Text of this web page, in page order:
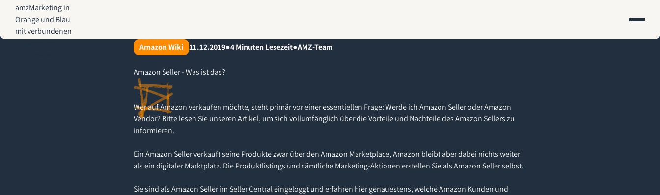
AMZ-Marketing.de - Amazon Agentur für profitables Wachstum
Amazon Wiki 11.12.2019●4Minuten Lesezeit●AMZ-Team
Amazon Seller - Was ist das?
Wer auf Amazon verkaufen möchte, steht primär vor einer essentiellen Frage: Werde ich Amazon Seller oder Amazon
Vendor? Bitte lesen Sie unseren Artikel, um sich vollumfänglich über die Vorteile und Nachteile des Amazon Sellers zu
informieren.
Ein Amazon Seller verkauft seine Produkte zwar über den Amazon Marketplace, Amazon bleibt aber dabei nichts weiter
als ein digitaler Marktplatz. Die Produktlistings und sämtliche Marketing-Aktionen erstellen Sie als Amazon Seller selbst.
Sie sind als Amazon Seller im Seller Central eingeloggt und erfahren hier genauestens, welche Amazon Kunden und